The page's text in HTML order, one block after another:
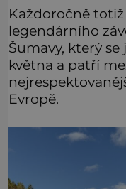
Každoročně
legendárního
Šumavy, který
května a patří
Evropě.